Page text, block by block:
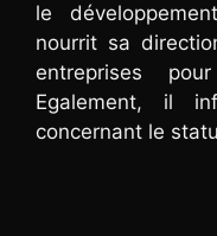
le
nourrit sa
entreprises
Egalement, il
concernant le